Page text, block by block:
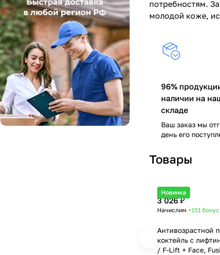
потребностям.
молодой коже,
96%
наличии на
складе
Ваш заказ мы
день его
Товары
Новинка
3 026 ₽
Начислим +151 бонус
Антивозрастной
коктейль с
/ F-Lift + Face,